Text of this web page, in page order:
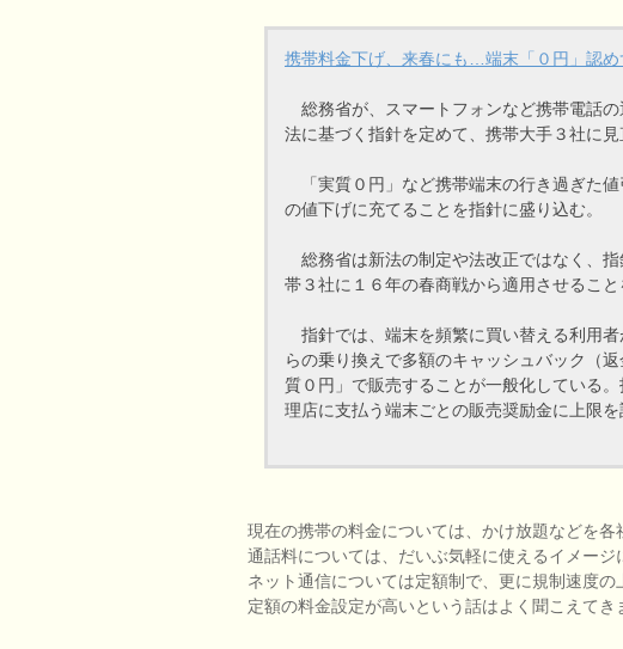
携帯料金下げ、来春にも…端末「０円」認め
総務省が、スマートフォンなど携帯電話
法に基づく指針を定めて、携帯大手３社に見
「実質０円」など携帯端末の行き過ぎた
の値下げに充てることを指針に盛り込む。
総務省は新法の制定や法改正ではなく、
帯３社に１６年の春商戦から適用させること
指針では、端末を頻繁に買い替える利用
らの乗り換えで多額のキャッシュバック（
質０円」で販売することが一般化している
理店に支払う端末ごとの販売奨励金に上限を
現在の携帯の料金については、かけ放題などを各
通話料については、だいぶ気軽に使えるイメージ
ネット通信については定額制で、更に規制速度の
定額の料金設定が高いという話はよく聞こえてき